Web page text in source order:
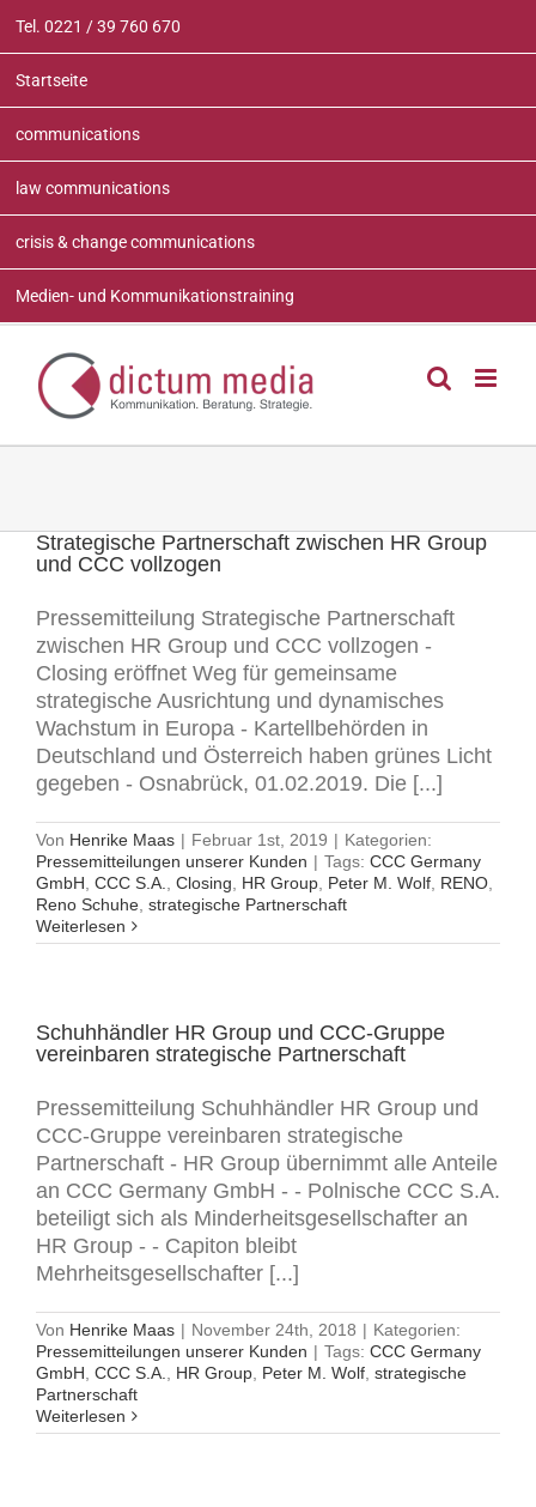
Inhalt
springen
Tel. 0221 / 39 760 670
Startseite
communications
law communications
crisis & change communications
Medien- und Kommunikationstraining
Strategische Partnerschaft zwischen HR Group
und CCC vollzogen
Pressemitteilung Strategische Partnerschaft
zwischen HR Group und CCC vollzogen -
Closing eröffnet Weg für gemeinsame
strategische Ausrichtung und dynamisches
Wachstum in Europa - Kartellbehörden in
Deutschland und Österreich haben grünes Licht
gegeben - Osnabrück, 01.02.2019. Die [...]
Von Henrike Maas | Februar 1st, 2019 | Kategorien:
Pressemitteilungen unserer Kunden | Tags: CCC Germany
GmbH CCC S.A. Closing HR Group Peter M. Wolf RENO
Reno Schuhe strategische Partnerschaft
Weiterlesen
Schuhhändler HR Group und CCC-Gruppe
vereinbaren strategische Partnerschaft
Pressemitteilung Schuhhändler HR Group und
CCC-Gruppe vereinbaren strategische
Partnerschaft - HR Group übernimmt alle Anteile
an CCC Germany GmbH - - Polnische CCC S.A.
beteiligt sich als Minderheitsgesellschafter an
HR Group - - Capiton bleibt
Mehrheitsgesellschafter [...]
Von Henrike Maas | November 24th, 2018 | Kategorien:
Pressemitteilungen unserer Kunden | Tags: CCC Germany
GmbH CCC S.A. HR Group Peter M. Wolf strategische
Partnerschaft
Weiterlesen